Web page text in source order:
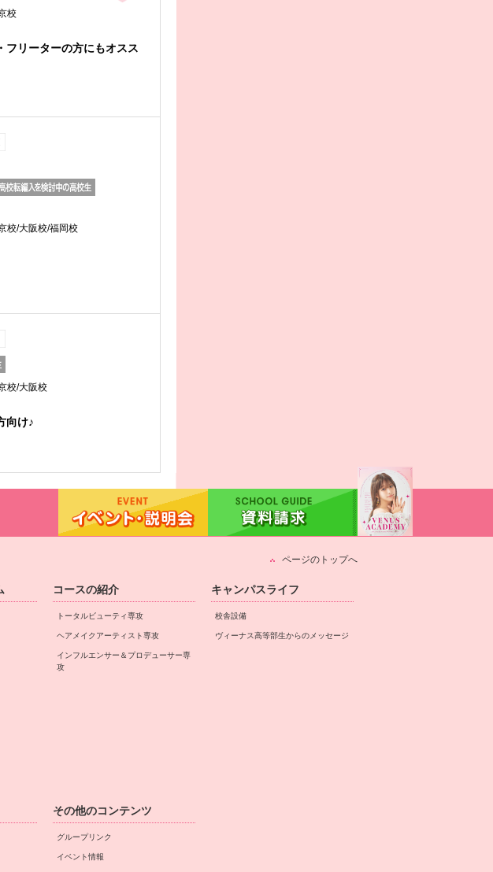
校
フリーターの方にもオスス
校/大阪校/福岡校
校/大阪校
向け♪
ページのトップへ
コースの紹介
トータルビューティ専攻
ヘアメイクアーティスト専攻
インフルエンサー＆プロデューサー専
攻
キャンパスライフ
校舎設備
ヴィーナス高等部生からのメッセージ
その他のコンテンツ
グループリンク
イベント情報